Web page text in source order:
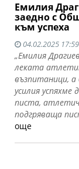
Емилия
заедно с
към успеха
04.02.2025 17:59
„Емилия
леката
възпитаници,
усилия
писта,
подгряваща
още